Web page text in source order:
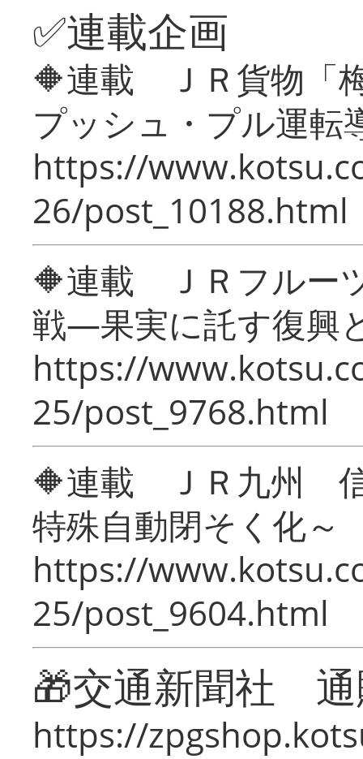
✅連載企画
🔶連載 ＪＲ貨物「
プッシュ・プル運転
https://
26/post_10188.html
🔶連載 ＪＲフルー
戦―果実に託す復興
https://
25/post_9768.html
🔶連載 ＪＲ九州 信
特殊自動閉そく化～
https://
25/post_9604.html
🎁交通新聞社
https://